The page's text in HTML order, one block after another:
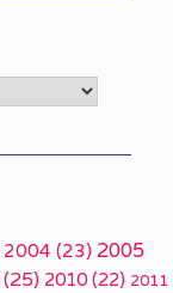
2004 (23) 2005
(25) 2010 (22) 2011